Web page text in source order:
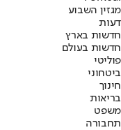
מגזין השבוע
דעות
חדשות בארץ
חדשות בעולם
פוליטי
ביטחוני
חינוך
בריאות
משפט
תחבורה